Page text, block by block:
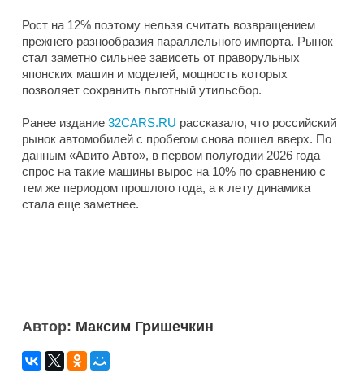
Рост на 12% поэтому нельзя считать возвращением
прежнего разнообразия параллельного импорта. Рынок
стал заметно сильнее зависеть от праворульных
японских машин и моделей, мощность которых
позволяет сохранить льготный утильсбор.
Ранее издание 32CARS.RU рассказало, что российский
рынок автомобилей с пробегом снова пошел вверх. По
данным «Авито Авто», в первом полугодии 2026 года
спрос на такие машины вырос на 10% по сравнению с
тем же периодом прошлого года, а к лету динамика
стала еще заметнее.
Автор: Максим Гришечкин